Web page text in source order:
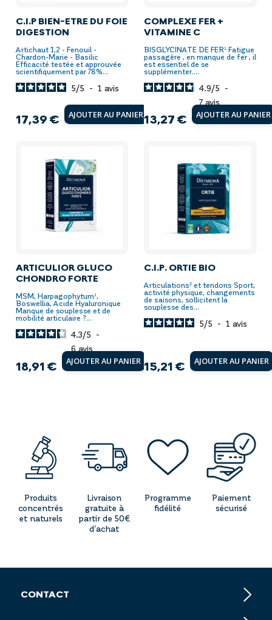
C.I.P BIEN-ETRE DU FOIE
DIGESTION
Artichaut 1,2 - Fenouil -
Chardon-Marie - Basilic
Efficacité testée et approuvée
scientifiquement par 78%...
Prix
17,39 € AJOUTER AU PANIER
5/5 - 1 avis
COMPLEXE FER +
VITAMINE C
BISGLYCINATE DE FER¹ Fatigue
passagère , en manque de fer , il
est essentiel de se
supplémenter....
Prix
13,27 € AJOUTER AU PANIER
4.9/5 -
7 avis
ARTICULIOR GLUCO
CHONDRO FORTE
MSM, Harpagophytum¹,
Boswellia, Acide Hyaluronique
Manque de souplesse et de
mobilité articulaire ?...
Prix
18,91 € AJOUTER AU PANIER
4.3/5 -
6 avis
C.I.P. ORTIE BIO
Articulations² et tendons Sport,
activité physique, changements
de saisons, sollicitent la
souplesse des...
Prix
15,21 € AJOUTER AU PANIER
5/5 - 1 avis
Produits
concentrés
et naturels
Livraison
gratuite à
partir de 50€
d'achat
Programme
fidélité
Paiement
sécurisé
CONTACT